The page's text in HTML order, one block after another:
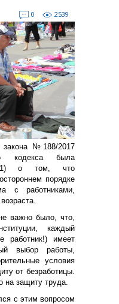
0 2539
закона №188/2017
кодекса была
о том, что
порядке
с работниками,
важно было, что,
каждый
работник!) имеет
выбор работы,
условия
от безработицы.
на защиту труда.
с этим вопросом